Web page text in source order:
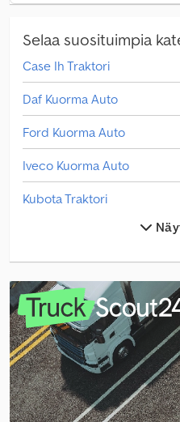
Selaa suosituimpia
Case Ih Traktori
Daf Kuorma Auto
Ford Kuorma Auto
Iveco Kuorma Auto
Kubota Traktori
Man Kuorma Auto
Man Pakettiauto
Mercedes Benz Pakettiauto
Mercedes Benz Traktori
Mercedes-Benz Mb Trac